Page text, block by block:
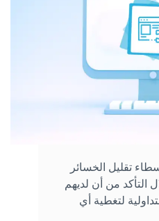
تقليل الخسائر
التأكد من أن لديهم
لتغطية أي